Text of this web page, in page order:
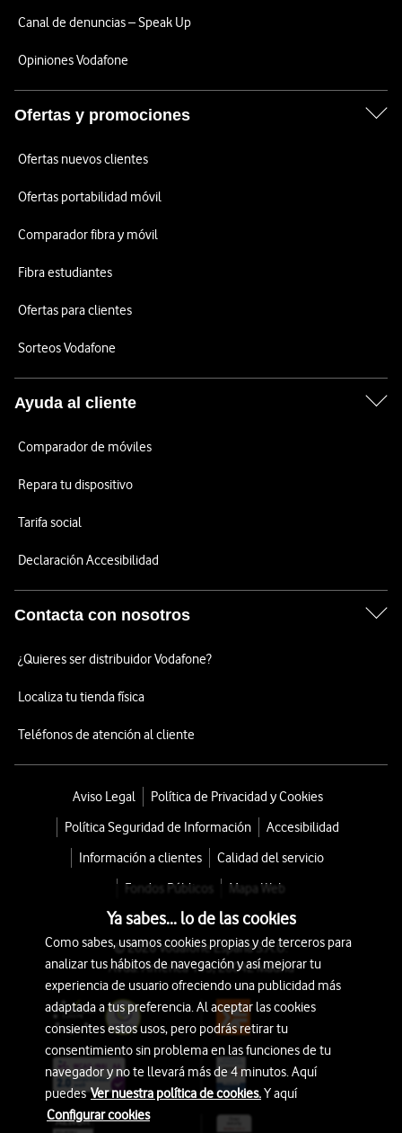
Canal de denuncias – Speak Up
Opiniones Vodafone
Ofertas y promociones
Ofertas nuevos clientes
Ofertas portabilidad móvil
Comparador fibra y móvil
Fibra estudiantes
Ofertas para clientes
Sorteos Vodafone
Ayuda al cliente
Comparador de móviles
Repara tu dispositivo
Tarifa social
Declaración Accesibilidad
Contacta con nosotros
¿Quieres ser distribuidor Vodafone?
Localiza tu tienda física
Teléfonos de atención al cliente
Aviso Legal
Política de Privacidad y Cookies
Política Seguridad de Información
Accesibilidad
Información a clientes
Calidad del servicio
Fondos Públicos
Mapa Web
© 2026 Vodafone España S.A.U.
Avda. América 115, 28042 Madrid
Ya sabes... lo de las cookies
Como sabes, usamos cookies propias y de terceros para
analizar tus hábitos de navegación y así mejorar tu
experiencia de usuario ofreciendo una publicidad más
adaptada a tus preferencia. Al aceptar las cookies
consientes estos usos, pero podrás retirar tu
consentimiento sin problema en las funciones de tu
navegador y no te llevará más de 4 minutos. Aquí
puedesVer nuestra política de cookies.Y aquí
Configurar cookies